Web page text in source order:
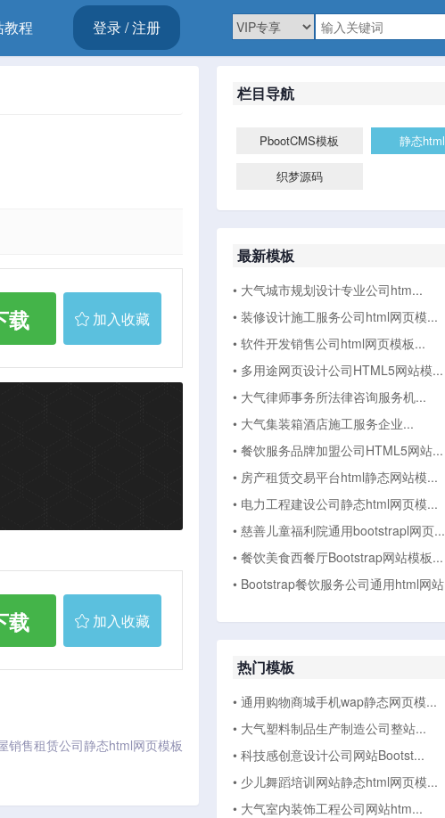
教程 登录 / 注册
载 加入收藏
载 加入收藏
销售租赁公司静态html网页模板
栏目导航
PbootCMS模板 静态
织梦源码
最新模板
• 大气城市规划设计专业公司htm...
• 装修设计施工服务公司html网页模...
• 软件开发销售公司html网页模板...
• 多用途网页设计公司HTML5网站模...
• 大气律师事务所法律咨询服务机...
• 大气集装箱酒店施工服务企业...
• 餐饮服务品牌加盟公司HTML5网站...
• 房产租赁交易平台html静态网站模...
• 电力工程建设公司静态html网页模...
• 慈善儿童福利院通用bootstrapl网页...
• 餐饮美食西餐厅Bootstrap网站模板...
• Bootstrap餐饮服务公司通用html网
热门模板
• 通用购物商城手机wap静态网页模...
• 大气塑料制品生产制造公司整站...
• 科技感创意设计公司网站Bootst...
• 少儿舞蹈培训网站静态html网页模...
• 大气室内装饰工程公司网站htm...